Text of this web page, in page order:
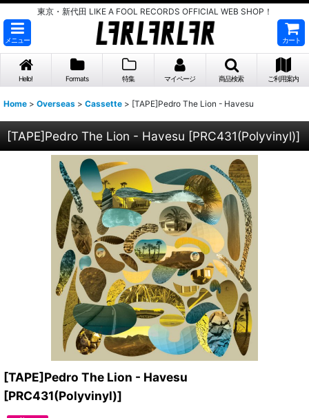
東京・新代田 LIKE A FOOL RECORDS OFFICIAL WEB SHOP！
メニュー カート
Hello! Formats 特集 マイページ 商品検索 ご利用案内
Home > Overseas > Cassette > [TAPE]Pedro The Lion - Havesu
[TAPE]Pedro The Lion - Havesu [PRC431(Polyvinyl)]
[TAPE]Pedro The Lion - Havesu
[PRC431(Polyvinyl)]